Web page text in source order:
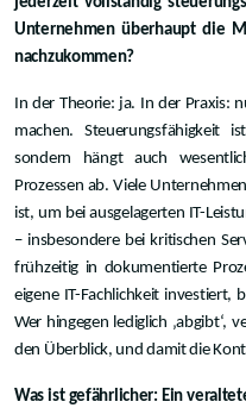
Unternehmen überhaupt die
nachzukommen?
In der Theorie: ja. In der Praxis:
machen. Steuerungsfähigkeit
sondern hängt auch
Prozessen ab. Viele
ist, um bei ausgelagerten IT-
– insbesondere bei kritischen
frühzeitig in dokumentierte
eigene IT-Fachlichkeit investiert,
Wer hingegen lediglich ‚abgibt‘,
den Überblick, und damit die
Was ist gefährlicher: Ein